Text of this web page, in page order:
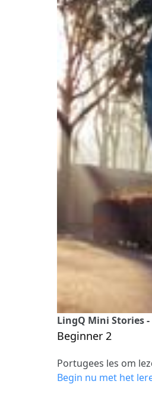
LingQ Mini Stories -
Beginner 2
Portugees les om
Begin nu met het